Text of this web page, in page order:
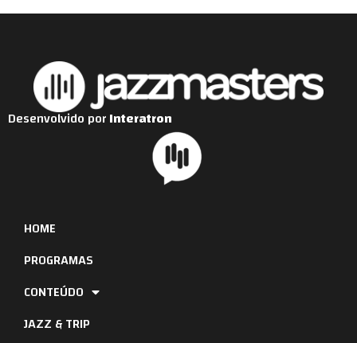
HOME
PROGRAMAS
CONTEÚDO
JAZZ & TRIP
Desenvolvido porInteratron